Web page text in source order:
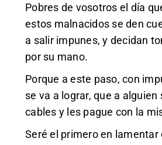
Pobres de vosotros el día
estos malnacidos se den
a salir impunes, y decidan
por su mano.
Porque a este paso, con
se va a lograr, que a alguien
cables y les pague con la
Seré el primero en lamentar